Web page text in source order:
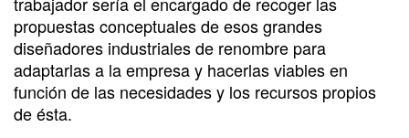
propuestas conceptuales de esos grandes
diseñadores industriales de renombre para
adaptarlas a la empresa y hacerlas viables en
función de las necesidades y los recursos propios
de ésta.